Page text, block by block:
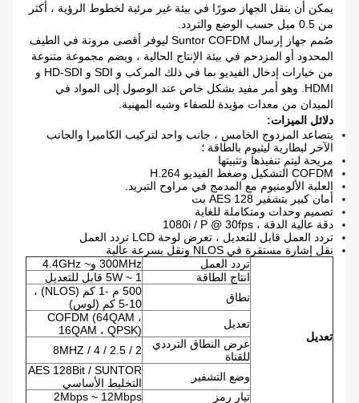
يمكن أن ينقل الجهاز صورًا في بيئة غير مرئية لخطوط الرؤية ، أكثر
من 0.5 ميل حسب الوضع والتردد.
صُمم جهاز إرسال Suntor COFDM ليوفر أقصى مرونة في الطيف
المحدود أو المزدحم في بيئة الإنتاج الحالية ، ويضم مجموعة متنوعة
من خيارات إدخال الفيديو بما في ذلك المركب و SDI و HD-SDI و
HDMI.
وهو أمر مفيد بشكل خاص عند الوصول إلى المواد في
الميدان من معدات مؤيدة للصفاء وشبه المهنية.
دلائل الميزات:
يتصاعد المزدوج الخامس ، جانب واحد لتركيب الكاميرا والجانب
الآخر لبطارية ليثيوم بالطاقة ؛
مريحة ليتم تنفيذها وتثبيتها
COFDM التشكيل وضغط الفيديو H.264
العلبة الألومنيوم مع المدمج في مراوح التبريد.
أمان كبير بتشفير AES 128 بت
تصميم وحدات ومتكاملة للغاية
دقة عالية الدقة ، 1080i / P @ 30fps
تردد العمل قابل للتعديل ، تعرض لوحة LCD تردد العمل
نقل إشارة مستقرة في NLOS ونقل بسرعة عالية
تعديل
تردد العمل
300MHz و~ 4.4GHz
انتاج الطاقة
1 ~ 5W قابل للتعديل
نطاق
500 م -1 كم (NLOS) ،
5-10 كم (لوس)
تعديل
COFDM (64QAM ،
16QAM ، QPSK)
عرض النطاق الترددي
للقناة
2 / 2.5 / 4 / 8MHZ
وضع التشفير
AES 128Bit / SUNTOR
التخليط الأساسي
تيار رمز
2Mbps ~ 12Mbps